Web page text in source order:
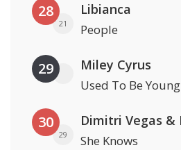
28
21
Libianca
People
29 Miley Cyrus
Used To Be Young
30
29 She Knows